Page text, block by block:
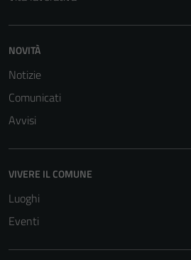
NOVITÀ
Notizie
Comunicati
Avvisi
VIVERE IL COMUNE
Luoghi
Eventi